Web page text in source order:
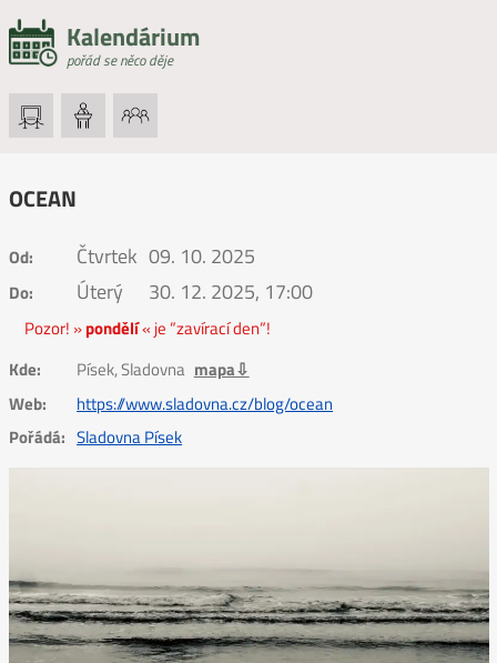
Kalendárium
pořád se něco děje
OCEAN
Od: Čtvrtek 09. 10. 2025
Do: Úterý 30. 12. 2025, 17:00
Pozor! »pondělí« je ”zavírací den”!
Kde:
Písek, Sladovna mapa⇩
Web:
https://www.sladovna.cz/blog/ocean
Pořádá: Sladovna Písek